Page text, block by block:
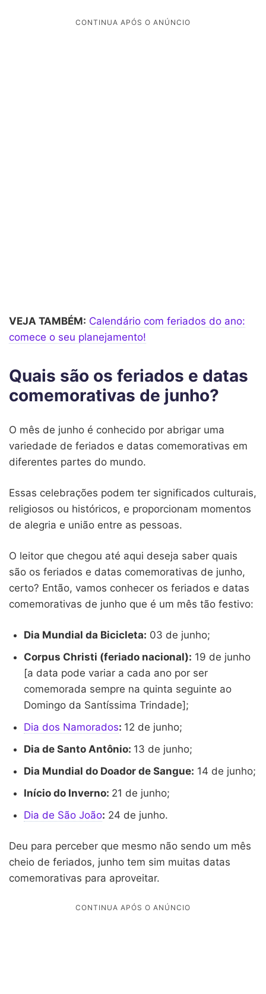
VEJA TAMBÉM: Calendário com feriados do ano:
comece o seu planejamento!
Quais são os feriados e datas
comemorativas de junho?
O mês de junho é conhecido por abrigar uma
variedade de feriados e datas comemorativas em
diferentes partes do mundo.
Essas celebrações podem ter significados culturais,
religiosos ou históricos, e proporcionam momentos
de alegria e união entre as pessoas.
O leitor que chegou até aqui deseja saber quais
são os feriados e datas comemorativas de junho,
certo? Então, vamos conhecer os feriados e datas
comemorativas de junho que é um mês tão festivo:
Dia Mundial da Bicicleta: 03 de junho;
Corpus Christi (feriado nacional): 19 de junho
[a data pode variar a cada ano por ser
comemorada sempre na quinta seguinte ao
Domingo da Santíssima Trindade];
Dia dos Namorados: 12 de junho;
Dia de Santo Antônio: 13 de junho;
Dia Mundial do Doador de Sangue: 14 de junho;
Início do Inverno: 21 de junho;
Dia de São João: 24 de junho.
Deu para perceber que mesmo não sendo um mês
cheio de feriados, junho tem sim muitas datas
comemorativas para aproveitar.